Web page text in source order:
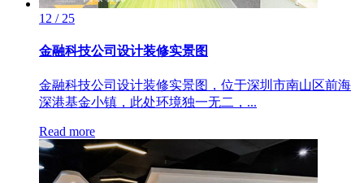
12 / 25
金融科技公司设计装修实景图
金融科技公司设计装修实景图，位于深圳市南山区前海
深港基金小镇，此处环境独一无二，...
Read more